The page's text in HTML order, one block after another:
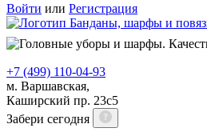
Войти или Регистрация
+7 (499) 110-04-93
м. Варшавская,
Каширский пр. 23с5
Забери сегодня